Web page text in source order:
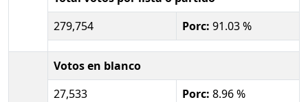
279,754
Porc: 91.03 %
Votos en blanco
27,533
Porc: 8.96 %